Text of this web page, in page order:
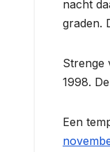
nacht
graden.
Strenge
1998.
Een